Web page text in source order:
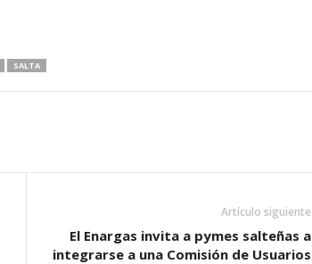
SALTA
Artículo siguiente
El Enargas invita a pymes salteñas a
integrarse a una Comisión de Usuarios